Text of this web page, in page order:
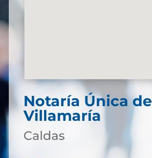
Notaría Única de
Villamaría
Caldas